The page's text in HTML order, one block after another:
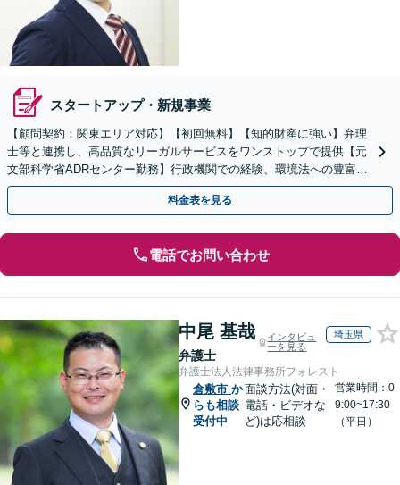
スタートアップ・新規事業
【顧問契約：関東エリア対応】【初回無料】【知的財産に強い】弁理
士等と連携し、高品質なリーガルサービスをワンストップで提供【元
文部科学省ADRセンター勤務】行政機関での経験、環境法への豊富な
知識を活かし、事業者さまの抱える問題を解決へ導きます
料金表を見る
電話でお問い合わせ
中尾 基哉
弁護士
インタビュ
ーを見る
埼玉県
弁護士法人法律事務所フォレスト
倉敷市 か
らも相談
受付中
面談方法(対面・
電話・ビデオな
ど)は応相談
営業時間：0
9:00~17:30
（平日）